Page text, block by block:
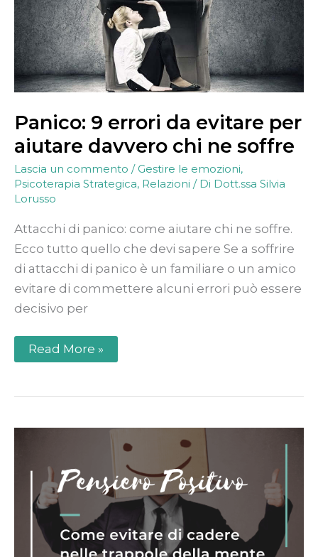
Panico: 9 errori da evitare per
aiutare davvero chi ne soffre
Lascia un commento / Gestire le emozioni,
Psicoterapia Strategica, Relazioni / Di Dott.ssa Silvia
Lorusso
Attacchi di panico: come aiutare chi ne soffre.
Ecco tutto quello che devi sapere Se a soffrire
di attacchi di panico è un familiare o un amico
evitare di commettere alcuni errori può essere
decisivo per
ne
soffre
Read More »
Pensiero
per
l’uso.
Come
evitare
di
cadere
nelle
trappole